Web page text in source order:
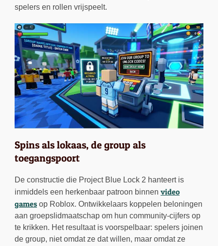
spelers en rollen vrijspeelt.
Spins als lokaas, de group als
toegangspoort
De constructie die Project Blue Lock 2 hanteert is
inmiddels een herkenbaar patroon binnen video
games op Roblox. Ontwikkelaars koppelen beloningen
aan groepslidmaatschap om hun community-cijfers op
te krikken. Het resultaat is voorspelbaar: spelers joinen
de group, niet omdat ze dat willen, maar omdat ze